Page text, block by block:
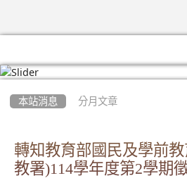
本站消息 分月文章
轉知教育部國民及學前
教署)114學年度第2學期